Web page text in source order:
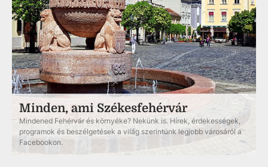
Minden, ami Székesfehérvár
Mindened Fehérvár és környéke? Nekünk is. Hírek, érdekességek,
programok és beszélgetések a világ szerintünk legjobb városáról a
Facebookon.